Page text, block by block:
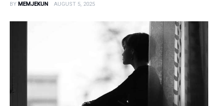
Gjinekologji/ Andrologji
BY MEMJEKUN AUGUST 5, 2025